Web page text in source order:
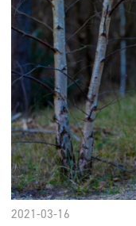
2021-03-16